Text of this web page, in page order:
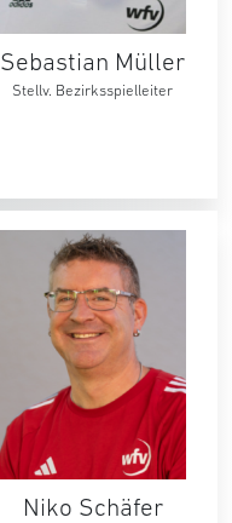
Sebastian Müller
Stellv. Bezirksspielleiter
Niko Schäfer